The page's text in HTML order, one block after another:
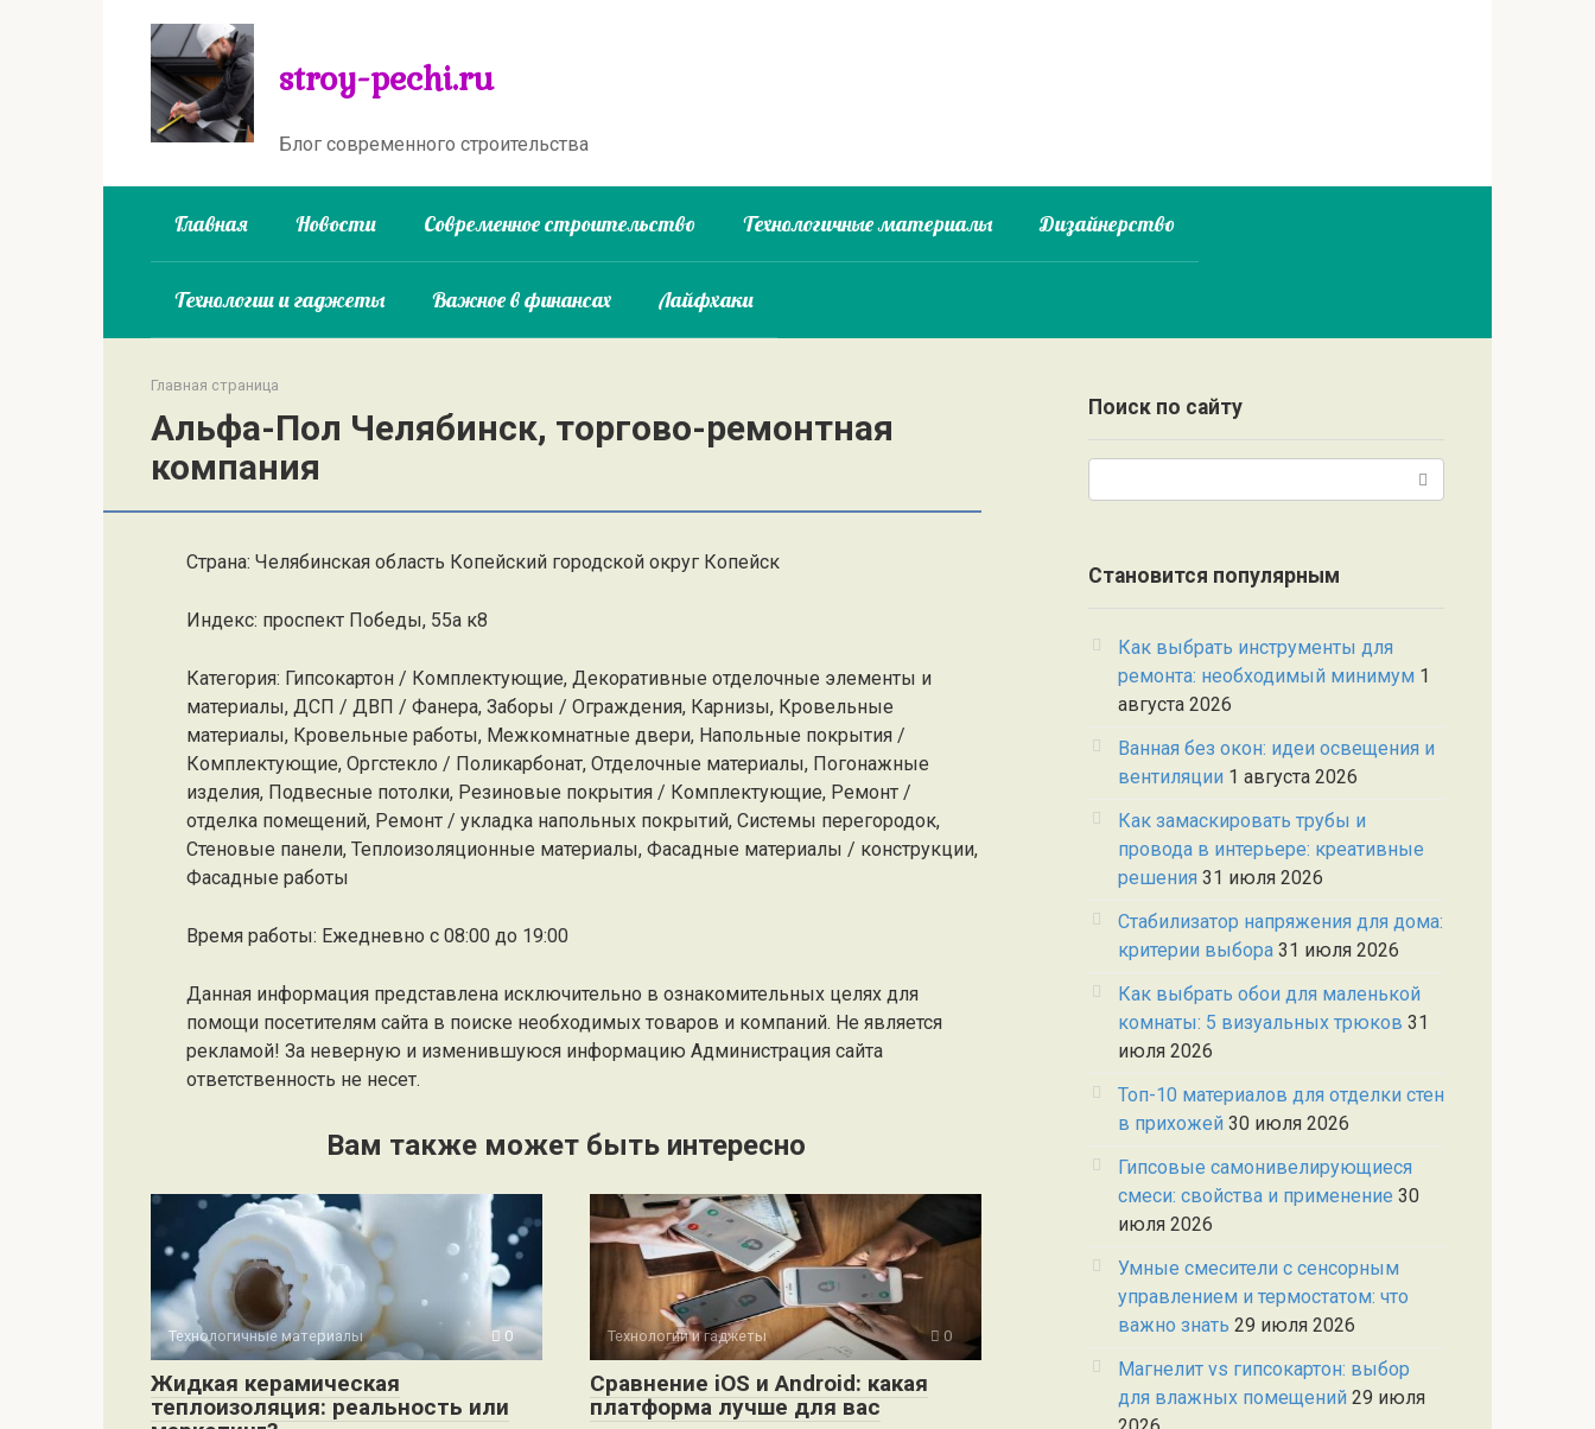
stroy-pechi.ru
Блог современного строительства
Главная Новости Современное строительство Технологичные материалы Дизайнерство
Технологии и гаджеты Важное в финансах Лайфхаки
Главная страница
Альфа-Пол Челябинск, торгово-ремонтная
компания
Страна: Челябинская область Копейский городской округ Копейск
Индекс: проспект Победы, 55а к8
Категория: Гипсокартон / Комплектующие, Декоративные отделочные элементы и
материалы, ДСП / ДВП / Фанера, Заборы / Ограждения, Карнизы, Кровельные
материалы, Кровельные работы, Межкомнатные двери, Напольные покрытия /
Комплектующие, Оргстекло / Поликарбонат, Отделочные материалы, Погонажные
изделия, Подвесные потолки, Резиновые покрытия / Комплектующие, Ремонт /
отделка помещений, Ремонт / укладка напольных покрытий, Системы перегородок,
Стеновые панели, Теплоизоляционные материалы, Фасадные материалы / конструкции,
Фасадные работы
Время работы: Ежедневно с 08:00 до 19:00
Данная информация представлена исключительно в ознакомительных целях для
помощи посетителям сайта в поиске необходимых товаров и компаний. Не является
рекламой! За неверную и изменившуюся информацию Администрация сайта
ответственность не несет.
Вам также может быть интересно
Технологичные материалы 0
Жидкая керамическая
теплоизоляция: реальность или
Технологии и гаджеты 0
Сравнение iOS и Android: какая
платформа лучше для вас
Поиск по сайту
Становится популярным
Как выбрать инструменты для
ремонта: необходимый минимум 1
августа 2026
Ванная без окон: идеи освещения и
вентиляции 1 августа 2026
Как замаскировать трубы и
провода в интерьере: креативные
решения 31 июля 2026
Стабилизатор напряжения для дома:
критерии выбора 31 июля 2026
Как выбрать обои для маленькой
комнаты: 5 визуальных трюков 31
июля 2026
Топ-10 материалов для отделки стен
в прихожей 30 июля 2026
Гипсовые самонивелирующиеся
смеси: свойства и применение 30
июля 2026
Умные смесители с сенсорным
управлением и термостатом: что
важно знать 29 июля 2026
Магнелит vs гипсокартон: выбор
для влажных помещений 29 июля